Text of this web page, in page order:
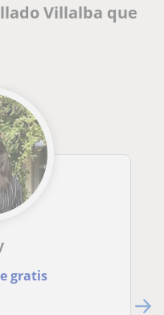
Villalba que
gratis